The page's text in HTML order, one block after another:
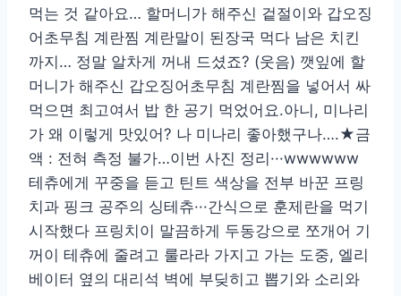
먹는 것 같아요… 할머니가 해주신 겉절이와 갑오징
어초무침 계란찜 계란말이 된장국 먹다 남은 치킨
까지… 정말 알차게 꺼내 드셨죠? (웃음) 깻잎에 할
머니가 해주신 갑오징어초무침 계란찜을 넣어서 싸
먹으면 최고여서 밥 한 공기 먹었어요.아니, 미나리
가 왜 이렇게 맛있어? 나 미나리 좋아했구나….★금
액 : 전혀 측정 불가…이번 사진 정리···wwwwww
테츄에게 꾸중을 듣고 틴트 색상을 전부 바꾼 프링
치과 핑크 공주의 싱테츄···간식으로 훈제란을 먹기
시작했다 프링치이 말끔하게 두동강으로 쪼개어 기
꺼이 테츄에 줄려고 룰라라 가지고 가는 도중, 엘리
베이터 옆의 대리석 벽에 부딪히고 뽑기와 소리와